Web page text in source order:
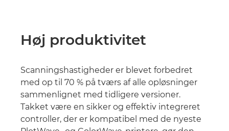
Høj produktivitet
Scanningshastigheder er blevet forbedret
med op til 70 % på tværs af alle opløsninger
sammenlignet med tidligere versioner.
Takket være en sikker og effektiv integreret
controller, der er kompatibel med de nyeste